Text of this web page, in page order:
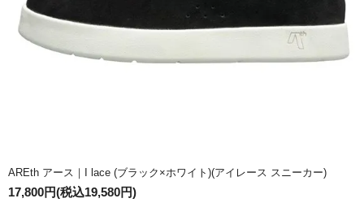
AREth アース｜I lace (ブラック×ホワイト)(アイレース スニーカー)
17,800円(税込19,580円)